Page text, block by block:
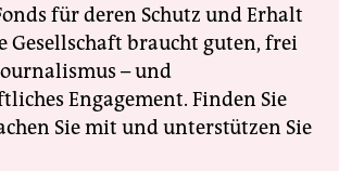
für deren Schutz und Erhalt
Gesellschaft braucht guten, frei
– und
Engagement. Finden Sie
Sie mit und unterstützen Sie